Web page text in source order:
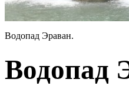
Водопад Эраван.
Водопад